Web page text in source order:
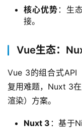
核心优势 ：生
接。
Vue生态：
Vue 3的组合式API
复用难题，Nuxt 3
渲染）方案。
Nuxt 3 ：基于